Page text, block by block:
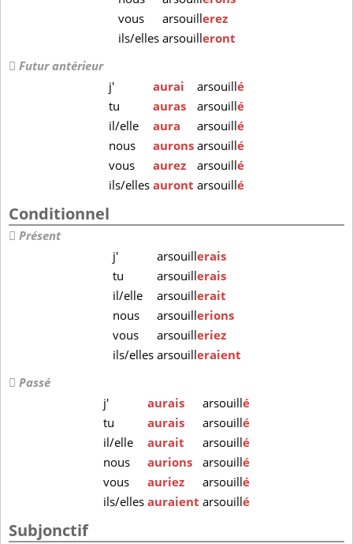
vous
arsouillerez
ils/elles arsouilleront
Futur antérieur
j'
aurai arsouillé
tu
auras arsouillé
il/elle
aura arsouillé
nous
auronsarsouillé
vous
aurez arsouillé
ils/ellesauront arsouillé
Conditionnel
Présent
j'
arsouillerais
tu
arsouillerais
il/elle
arsouillerait
nous
arsouillerions
vous
arsouilleriez
ils/elles arsouilleraient
Passé
j'
aurais arsouillé
tu
aurais arsouillé
il/elle
aurait arsouillé
nous
aurions arsouillé
vous
auriez arsouillé
ils/ellesauraient arsouillé
Subjonctif